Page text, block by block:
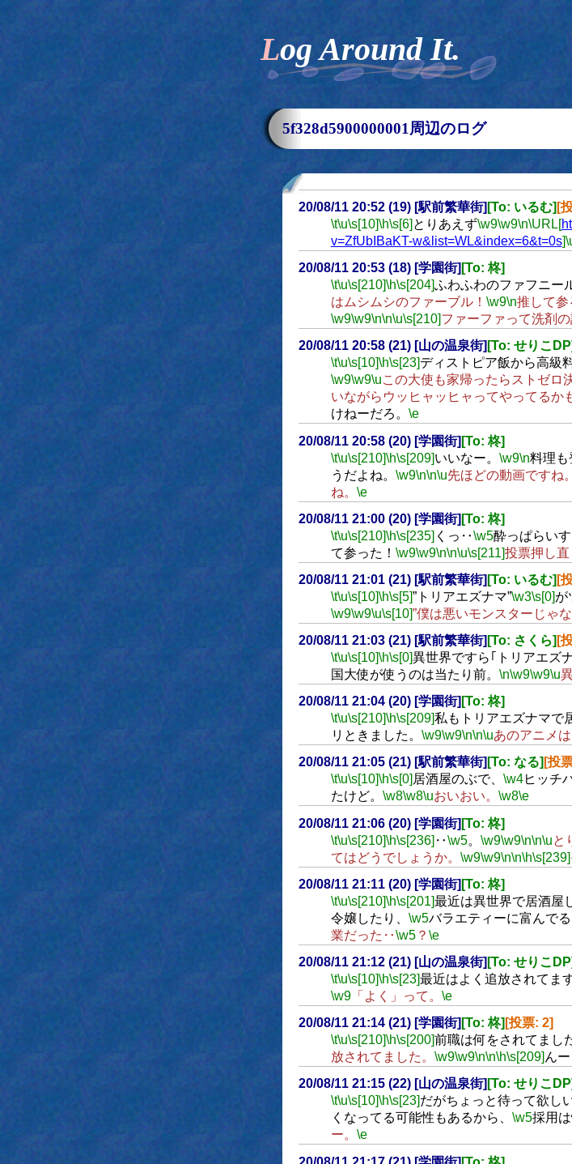
Log Around It.
5f328d5900000001周辺のログ
20/08/11 20:52 (19) [駅前繁華街] [To: いるむ] [
\t\u\s[10]\h\s[6] とりあえず\w9\w9\n\URL[
v=ZfUbIBaKT-w&list=WL&index=6&t=0s]
20/08/11 20:53 (18) [学園街] [To: 柊]
\t\u\s[210]\h\s[204]ふわふわのファフニー
はムシムシのファーブル！ \w9\n推して参
\w9\w9\n\n\u\s[210]ファーファって洗剤
20/08/11 20:58 (21) [山の温泉街] [To: せりこ
\t\u\s[10]\h\s[23]ディストピア飯から高級
\w9\w9\uこの大使も家帰ったらストゼロ
いながらウッヒャッヒャってやってるか
けねーだろ。 \e
20/08/11 20:58 (20) [学園街] [To: 柊]
\t\u\s[210]\h\s[209]いいなー。 \w9\n料理も
うだよね。 \w9\n\n\u先ほどの動画ですね。
ね。 \e
20/08/11 21:00 (20) [学園街] [To: 柊]
\t\u\s[210]\h\s[235] くっ‥\w5酔っぱらい
て参った！ \w9\w9\n\n\u\s[211]投票押し直
20/08/11 21:01 (21) [駅前繁華街] [To: いるむ] [
\t\u\s[10]\h\s[5]”トリアエズナマ”\w3\s[0]が
\w9\w9\u\s[10]”僕は悪いモンスターじゃ
20/08/11 21:03 (21) [駅前繁華街] [To: さくら] [
\t\u\s[10]\h\s[0]異世界ですら｢トリアエズ
国大使が使うのは当たり前。 \n\w9\w9\u
20/08/11 21:04 (20) [学園街] [To: 柊]
\t\u\s[210]\h\s[209]私もトリアエズナマで
リときました。 \w9\w9\n\n\uあのアニメ
20/08/11 21:05 (21) [駅前繁華街] [To: なる] [投
\t\u\s[10] \h\s[0] 居酒屋のぶで、 \w4ヒッチ
たけど。 \w8\w8\uおいおい。 \w8\e
20/08/11 21:06 (20) [学園街] [To: 柊]
\t\u\s[210]\h\s[236] ‥\w5。 \w9\w9\n\n\uと
てはどうでしょうか。 \w9\w9\n\n\h\s[239]
20/08/11 21:11 (20) [学園街] [To: 柊]
\t\u\s[210]\h\s[201]最近は異世界で居酒屋
令嬢したり、 \w5バラエティーに富んでる
業だった‥\w5？ \e
20/08/11 21:12 (21) [山の温泉街] [To: せりこ
\t\u\s[10]\h\s[23]最近はよく追放されてます
\w9「よく」って。 \e
20/08/11 21:14 (21) [学園街] [To: 柊] [投票: 2]
\t\u\s[210]\h\s[200]前職は何をされてまし
放されてました。 \w9\w9\n\n\h\s[209] ん
20/08/11 21:15 (22) [山の温泉街] [To: せりこ
\t\u\s[10]\h\s[23]だがちょっと待って欲しい
くなってる可能性もあるから、 \w5採用
ー。 \e